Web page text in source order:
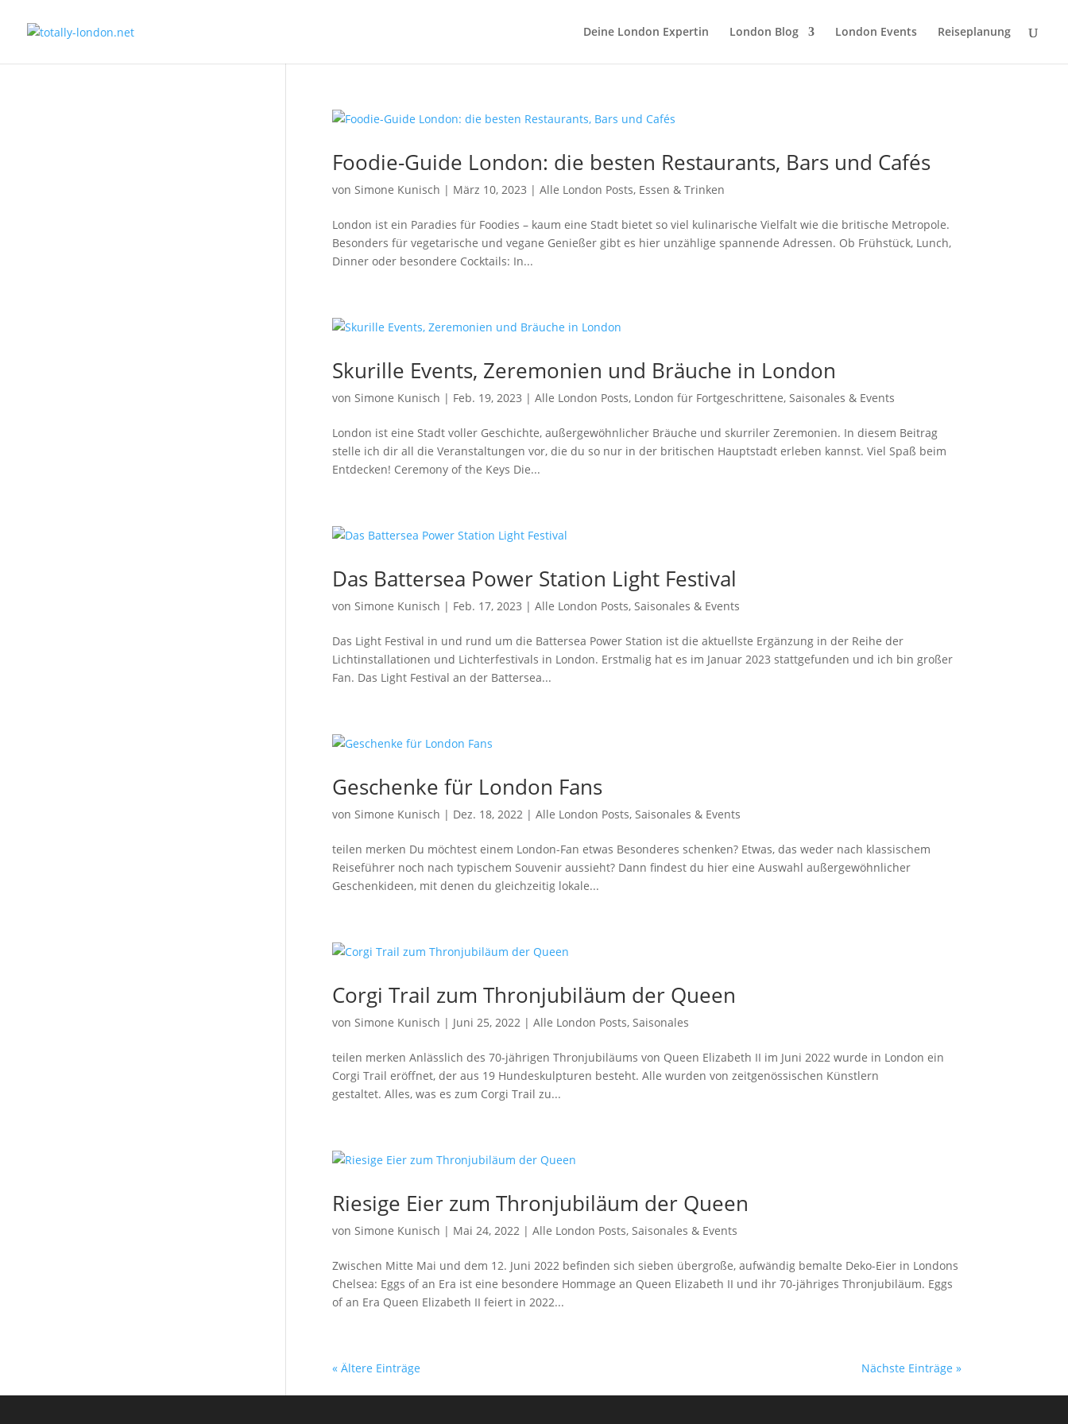
Deine London Expertin London Blog London Events Reiseplanung
Foodie-Guide London: die besten Restaurants, Bars und Cafés
von Simone Kunisch | März 10, 2023 | Alle London Posts, Essen & Trinken
London ist ein Paradies für Foodies – kaum eine Stadt bietet so viel kulinarische Vielfalt wie die britische Metropole.
Besonders für vegetarische und vegane Genießer gibt es hier unzählige spannende Adressen. Ob Frühstück, Lunch,
Dinner oder besondere Cocktails: In...
Skurille Events, Zeremonien und Bräuche in London
von Simone Kunisch | Feb. 19, 2023 | Alle London Posts, London für Fortgeschrittene, Saisonales & Events
London ist eine Stadt voller Geschichte, außergewöhnlicher Bräuche und skurriler Zeremonien. In diesem Beitrag
stelle ich dir all die Veranstaltungen vor, die du so nur in der britischen Hauptstadt erleben kannst. Viel Spaß beim
Entdecken! Ceremony of the Keys Die...
Das Battersea Power Station Light Festival
von Simone Kunisch | Feb. 17, 2023 | Alle London Posts, Saisonales & Events
Das Light Festival in und rund um die Battersea Power Station ist die aktuellste Ergänzung in der Reihe der
Lichtinstallationen und Lichterfestivals in London. Erstmalig hat es im Januar 2023 stattgefunden und ich bin großer
Fan. Das Light Festival an der Battersea...
Geschenke für London Fans
von Simone Kunisch | Dez. 18, 2022| Alle London Posts, Saisonales & Events
teilen merken Du möchtest einem London-Fan etwas Besonderes schenken? Etwas, das weder nach klassischem
Reiseführer noch nach typischem Souvenir aussieht? Dann findest du hier eine Auswahl außergewöhnlicher
Geschenkideen, mit denen du gleichzeitig lokale...
Corgi Trail zum Thronjubiläum der Queen
von Simone Kunisch | Juni 25, 2022| Alle London Posts, Saisonales
teilen merken Anlässlich des 70-jährigen Thronjubiläums von Queen Elizabeth II im Juni 2022 wurde in London ein
Corgi Trail eröffnet, der aus 19 Hundeskulpturen besteht. Alle wurden von zeitgenössischen Künstlern
gestaltet. Alles, was es zum Corgi Trail zu...
Riesige Eier zum Thronjubiläum der Queen
von Simone Kunisch | Mai 24, 2022| Alle London Posts, Saisonales & Events
Zwischen Mitte Mai und dem 12. Juni 2022 befinden sich sieben übergroße, aufwändig bemalte Deko-Eier in Londons
Chelsea: Eggs of an Era ist eine besondere Hommage an Queen Elizabeth II und ihr 70-jähriges Thronjubiläum. Eggs
of an Era Queen Elizabeth II feiert in 2022...
« Ältere Einträge Nächste Einträge »